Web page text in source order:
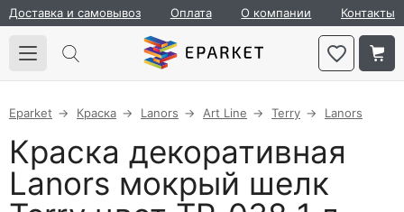
Доставка и самовывоз Оплата О компании Контакты
Eparket Краска Lanors Art Line Terry Lanors
Краска декоративная
Lanors мокрый шелк